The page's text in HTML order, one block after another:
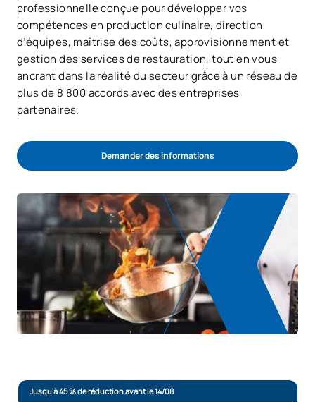
professionnelle conçue pour développer vos
compétences en production culinaire, direction
d’équipes, maîtrise des coûts, approvisionnement et
gestion des services de restauration, tout en vous
ancrant dans la réalité du secteur grâce à un réseau de
plus de 8 800 accords avec des entreprises
partenaires.
Demander des informations
Jusqu'à 45 % de réduction avant le 14/08